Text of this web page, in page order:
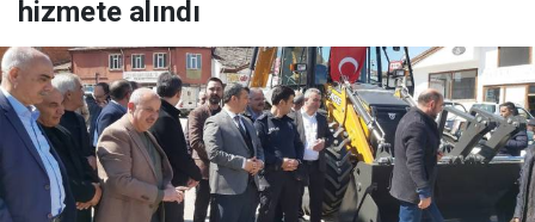
hizmete alındı